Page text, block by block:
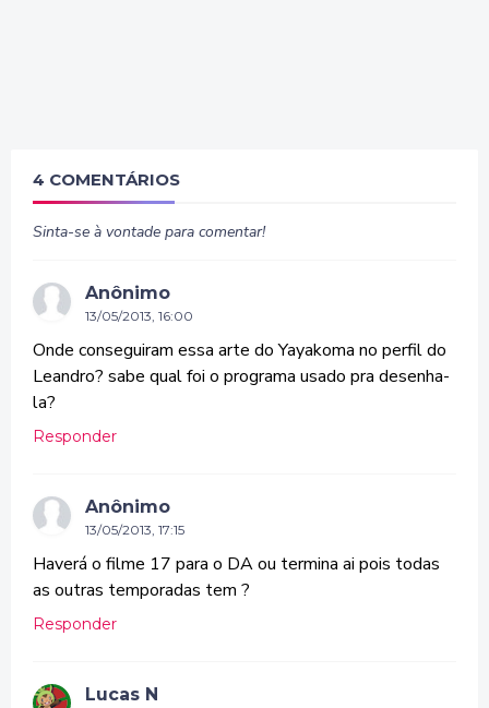
4 COMENTÁRIOS
Sinta-se à vontade para comentar!
Anônimo
13/05/2013, 16:00
Onde conseguiram essa arte do Yayakoma no perfil do
Leandro? sabe qual foi o programa usado pra desenha-
la?
Responder
Anônimo
13/05/2013, 17:15
Haverá o filme 17 para o DA ou termina ai pois todas
as outras temporadas tem ?
Responder
Lucas N